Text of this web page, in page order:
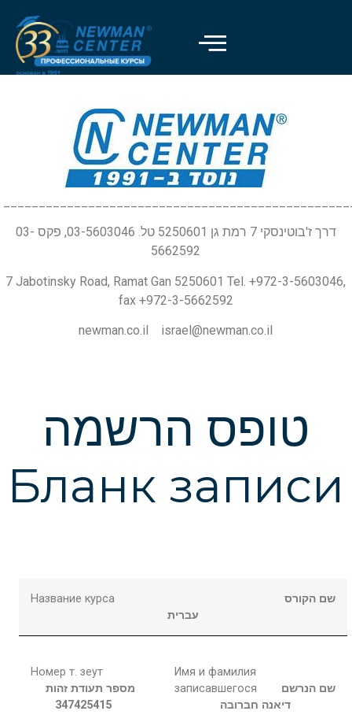
דרך ז'בוטינסקי 7 רמת גן 5250601 טל. 03-5603046, פקס 03-
5662592
7 Jabotinsky Road, Ramat Gan 5250601 Tel. +972-3-5603046,
fax +972-3-5662592
newman.co.il israel@newman.co.il
טופס הרשמה
Бланк записи
Название курса
שם הקורס
עברית
Номер т. зеут
מספר תעודת זהות
347425415
Имя и фамилия
записавшегося
שם הנרשם
דיאנה חברובה